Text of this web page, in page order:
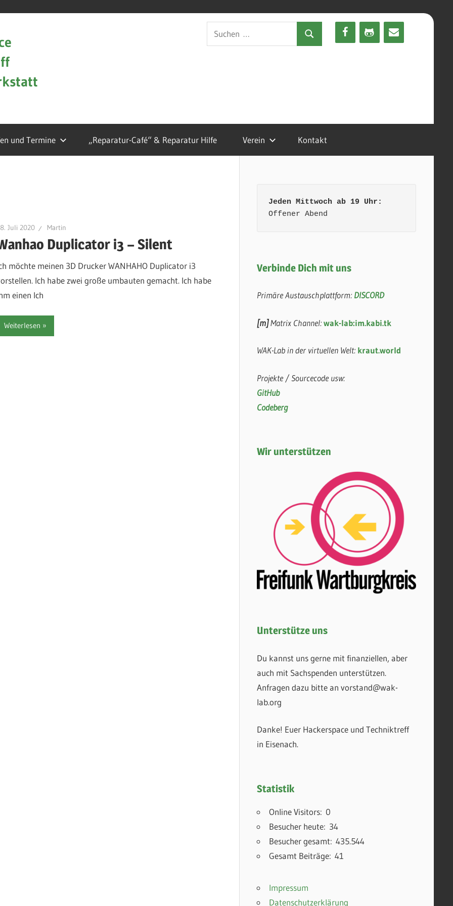
Suchen
nach:
Suchen
und Termine „Reparatur-Café“ & Reparatur Hilfe Verein Kontakt
Juli 2020 Martin
Duplicator i3 – Silent
möchte meinen 3D Drucker WANHAHO Duplicator i3
Ich habe zwei große umbauten gemacht. Ich habe
einen Ich
Weiterlesen
Jeden Mittwoch ab 19 Uhr:
Offener Abend
Verbinde Dich mit uns
Primäre Austauschplattform: DISCORD
[m]Matrix Channel:wak-lab:im.kabi.tk
WAK-Lab in der virtuellen Welt: kraut.world
Projekte / Sourcecode usw:
GitHub
Codeberg
Wir unterstützen
Unterstütze uns
Du kannst uns gerne mit finanziellen, aber
auch mit Sachspenden unterstützen.
Anfragen dazu bitte an vorstand@wak-
lab.org
Danke! Euer Hackerspace und Techniktreff
in Eisenach.
Statistik
Online Visitors: 0
Besucher heute: 34
Besucher gesamt: 435.544
Gesamt Beiträge: 41
Impressum
Datenschutzerklärung